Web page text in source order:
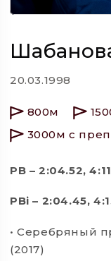
20.03.1998
800м
3000м с
PB – 2:04.52,
PBi – 2:04.45,
• Серебряный
(2017)